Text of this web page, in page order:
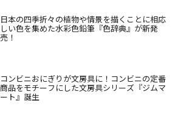
日本の四季折々の植物や情景を描くことに相応
しい色を集めた水彩色鉛筆『色辞典』が新発
売！
コンビニおにぎりが文房具に！コンビニの定番
商品をモチーフにした文房具シリーズ『ジムマ
ート』誕生